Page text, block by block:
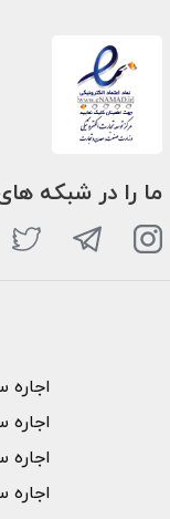
ما را در شبکه
اجاره
اجاره
اجاره